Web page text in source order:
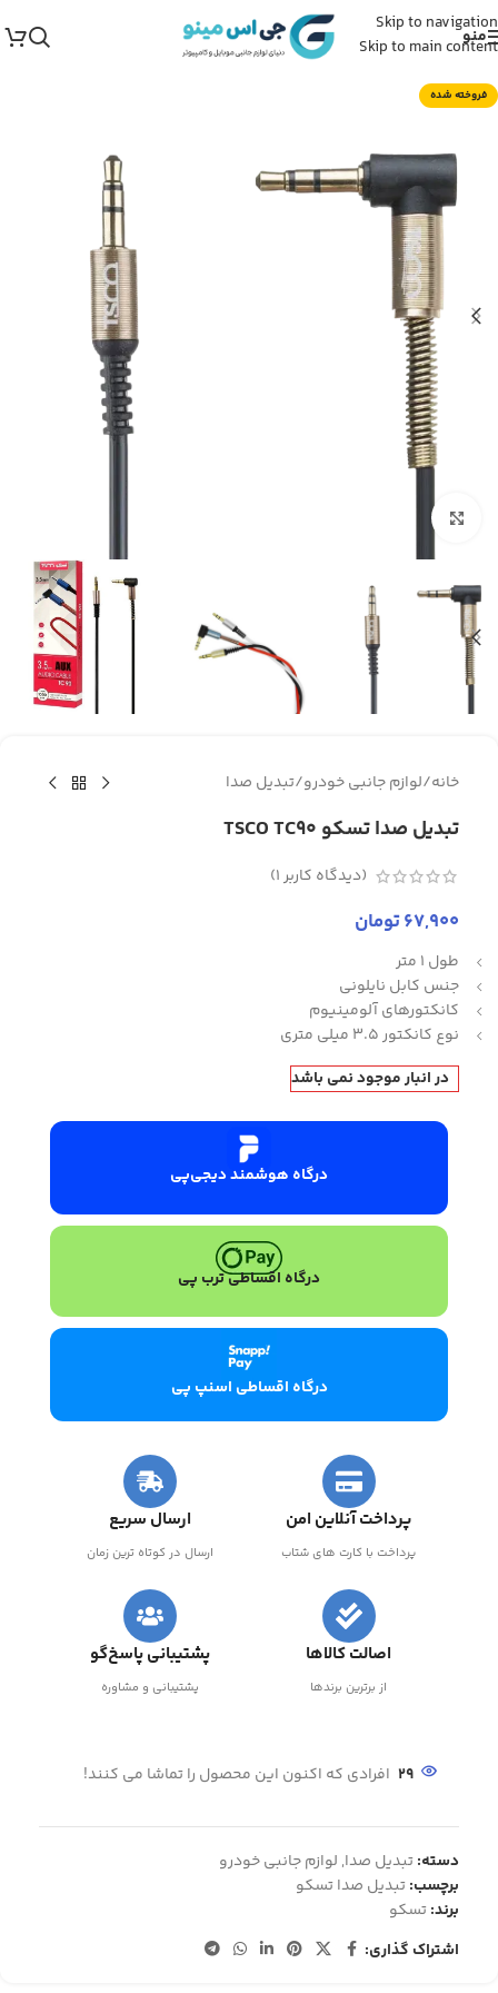
Skip to navigation
Skip to main content
منو
فروخته شده
برای بزرگنمایی کلیک کنید
خانه/لوازم جانبی خودرو/تبدیل صدا
تبدیل صدا تسکو TSCO TC90
(دیدگاه کاربر1
)
67,900تومان
طول 1 متر
جنس کابل نایلونی
کانکتورهای آلومینیوم
نوع کانکتور 3.5 میلی متری
در انبار موجود نمی باشد
درگاه هوشمند دیجی‌پی
درگاه اقساطی ترب پی
درگاه اقساطی اسنپ پی
پرداخت آنلاین امن
پرداخت با کارت های شتاب
ارسال سریع
ارسال در کوتاه ترین زمان
اصالت کالاها
از برترین برندها
پشتیبانی پاسخ‌گو
پشتیبانی و مشاوره
29 افرادی که اکنون این محصول را تماشا می کنند!
دسته:تبدیل صدا, لوازم جانبی خودرو
برچسب:تبدیل صدا تسکو
برند:تسکو
اشتراک گذاری: